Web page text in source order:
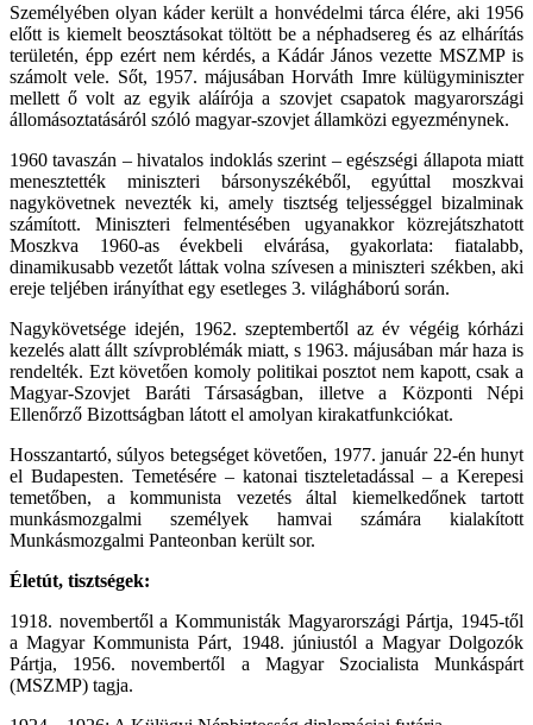
Személyében olyan káder került a honvédelmi tárca élére, aki 1956
előtt is kiemelt beosztásokat töltött be a néphadsereg és az elhárítás
területén, épp ezért nem kérdés, a Kádár János vezette MSZMP is
számolt vele. Sőt, 1957. májusában Horváth Imre külügyminiszter
mellett ő volt az egyik aláírója a szovjet csapatok magyarországi
állomásoztatásáról szóló magyar-szovjet államközi egyezménynek.
1960 tavaszán – hivatalos indoklás szerint – egészségi állapota miatt
menesztették miniszteri bársonyszékéből, egyúttal moszkvai
nagykövetnek nevezték ki, amely tisztség teljességgel bizalminak
számított. Miniszteri felmentésében ugyanakkor közrejátszhatott
Moszkva 1960-as évekbeli elvárása, gyakorlata: fiatalabb,
dinamikusabb vezetőt láttak volna szívesen a miniszteri székben, aki
ereje teljében irányíthat egy esetleges 3. világháború során.
Nagykövetsége idején, 1962. szeptembertől az év végéig kórházi
kezelés alatt állt szívproblémák miatt, s 1963. májusában már haza is
rendelték. Ezt követően komoly politikai posztot nem kapott, csak a
Magyar-Szovjet Baráti Társaságban, illetve a Központi Népi
Ellenőrző Bizottságban látott el amolyan kirakatfunkciókat.
Hosszantartó, súlyos betegséget követően, 1977. január 22-én hunyt
el Budapesten. Temetésére – katonai tiszteletadással – a Kerepesi
temetőben, a kommunista vezetés által kiemelkedőnek tartott
munkásmozgalmi személyek hamvai számára kialakított
Munkásmozgalmi Panteonban került sor.
Életút, tisztségek:
1918. novembertől a Kommunisták Magyarországi Pártja, 1945-től
a Magyar Kommunista Párt, 1948. júniustól a Magyar Dolgozók
Pártja, 1956. novembertől a Magyar Szocialista Munkáspárt
(MSZMP) tagja.